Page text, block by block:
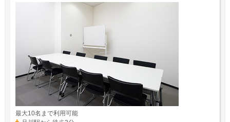
最大10名まで利用可能